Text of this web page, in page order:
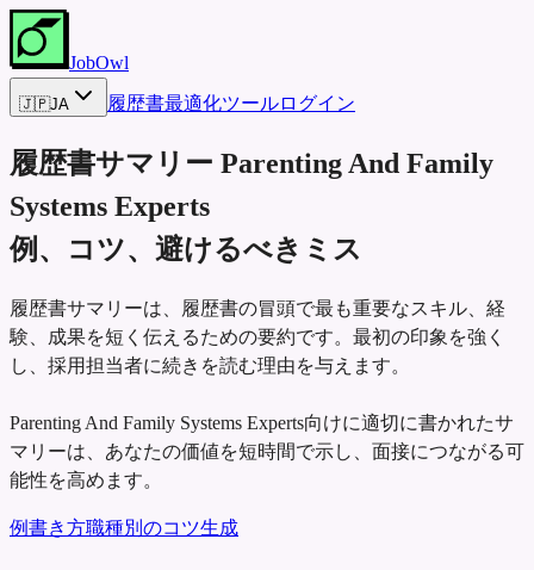
JobOwl
🇯🇵JA 履歴書最適化ツールログイン
履歴書サマリー Parenting And Family
Systems Experts
例、コツ、避けるべきミス
履歴書サマリーは、履歴書の冒頭で最も重要なスキル、経
験、成果を短く伝えるための要約です。最初の印象を強く
し、採用担当者に続きを読む理由を与えます。
Parenting And Family Systems Experts向けに適切に書かれたサ
マリーは、あなたの価値を短時間で示し、面接につながる可
能性を高めます。
例書き方職種別のコツ生成